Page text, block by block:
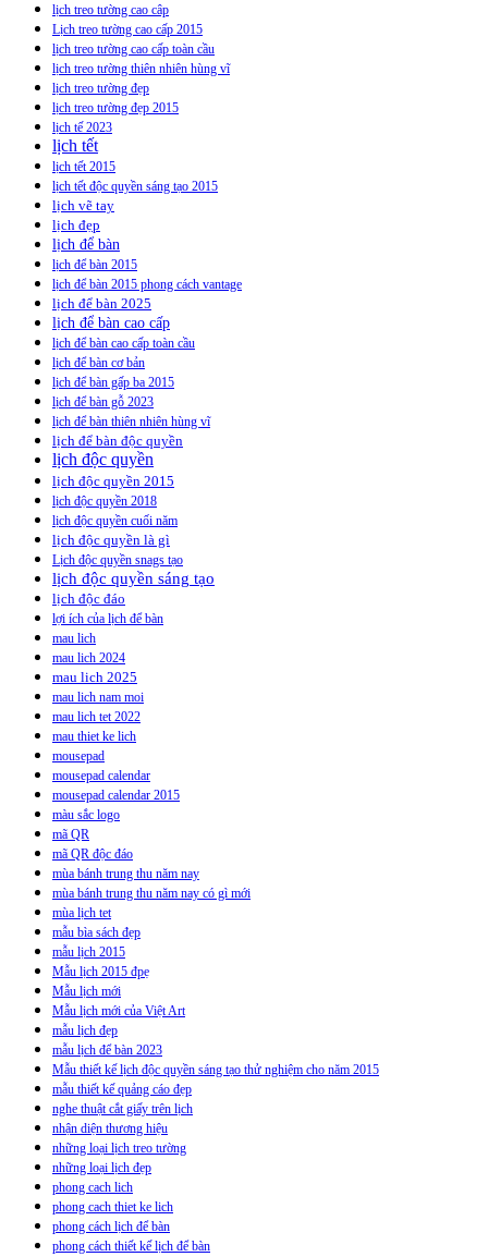
lịch treo tường cao câp
Lịch treo tường cao cấp 2015
lịch treo tường cao cấp toàn cầu
lịch treo tường thiên nhiên hùng vĩ
lịch treo tường đẹp
lịch treo tường đẹp 2015
lịch tế 2023
lịch tết
lịch tết 2015
lịch tết độc quyền sáng tạo 2015
lịch vẽ tay
lịch đẹp
lịch để bàn
lịch để bàn 2015
lịch để bàn 2015 phong cách vantage
lịch để bàn 2025
lịch để bàn cao cấp
lịch để bàn cao cấp toàn cầu
lịch để bàn cơ bản
lịch để bàn gấp ba 2015
lịch để bàn gỗ 2023
lịch để bàn thiên nhiên hùng vĩ
lịch để bàn độc quyền
lịch độc quyền
lịch độc quyền 2015
lịch độc quyền 2018
lịch độc quyền cuối năm
lịch độc quyền là gì
Lịch độc quyền snags tạo
lịch độc quyền sáng tạo
lịch độc đáo
lợi ích của lịch để bàn
mau lich
mau lich 2024
mau lich 2025
mau lich nam moi
mau lich tet 2022
mau thiet ke lich
mousepad
mousepad calendar
mousepad calendar 2015
màu sắc logo
mã QR
mã QR độc đáo
mùa bánh trung thu năm nay
mùa bánh trung thu năm nay có gì mới
mùa lịch tet
mẫu bìa sách đẹp
mẫu lịch 2015
Mẫu lịch 2015 đpẹ
Mẫu lịch mới
Mẫu lịch mới của Việt Art
mẫu lịch đẹp
mẫu lịch để bàn 2023
Mẫu thiết kế lịch độc quyền sáng tạo thử nghiệm cho năm 2015
mẫu thiết kế quảng cáo đẹp
nghe thuật cắt giấy trên lịch
nhận diện thương hiệu
những loại lịch treo tường
những loại lịch đẹp
phong cach lich
phong cach thiet ke lich
phong cách lịch để bàn
phong cách thiết kế lịch để bàn